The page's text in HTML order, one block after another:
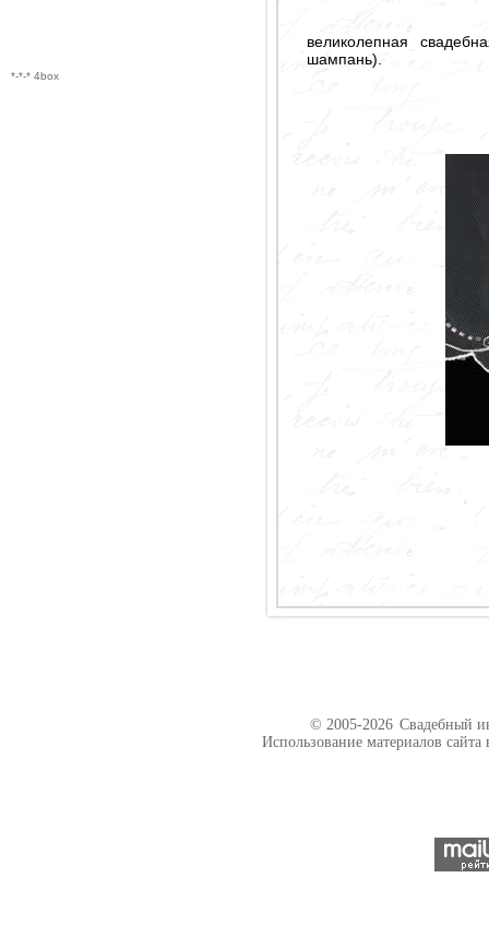
*-*-* 4box
великолепная
шампань).
© 2005-2026 Свадебный
Использование материалов